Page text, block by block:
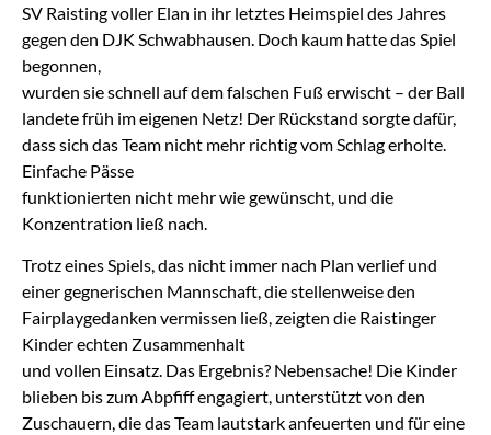
SV Raisting voller Elan in ihr letztes Heimspiel des Jahres
gegen den DJK Schwabhausen. Doch kaum hatte das Spiel
begonnen,
wurden sie schnell auf dem falschen Fuß erwischt – der Ball
landete früh im eigenen Netz! Der Rückstand sorgte dafür,
dass sich das Team nicht mehr richtig vom Schlag erholte.
Einfache Pässe
funktionierten nicht mehr wie gewünscht, und die
Konzentration ließ nach.
Trotz eines Spiels, das nicht immer nach Plan verlief und
einer gegnerischen Mannschaft, die stellenweise den
Fairplaygedanken vermissen ließ, zeigten die Raistinger
Kinder echten Zusammenhalt
und vollen Einsatz. Das Ergebnis? Nebensache! Die Kinder
blieben bis zum Abpfiff engagiert, unterstützt von den
Zuschauern, die das Team lautstark anfeuerten und für eine